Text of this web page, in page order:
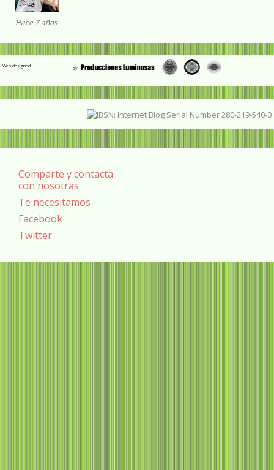
Hace 7 años
Web designed
Comparte y contacta
con nosotras
Te necesitamos
Facebook
Twitter